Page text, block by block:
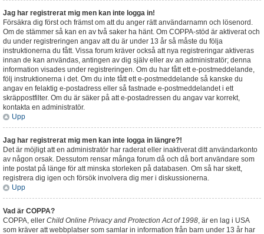
Jag har registrerat mig men kan inte logga in!
Försäkra dig först och främst om att du anger rätt användarnamn och lösenord.
Om de stämmer så kan en av två saker ha hänt. Om COPPA-stöd är aktiverat och
du under registreringen angav att du är under 13 år så måste du följa
instruktionerna du fått. Vissa forum kräver också att nya registreringar aktiveras
innan de kan användas, antingen av dig själv eller av an administratör; denna
information visades under registreringen. Om du har fått ett e-postmeddelande,
följ instruktionerna i det. Om du inte fått ett e-postmeddelande så kanske du
angav en felaktig e-postadress eller så fastnade e-postmeddelandet i ett
skräppostfilter. Om du är säker på att e-postadressen du angav var korrekt,
kontakta en administratör.
Upp
Jag har registrerat mig men kan inte logga in längre?!
Det är möjligt att en administratör har raderat eller inaktiverat ditt användarkonto
av någon orsak. Dessutom rensar många forum då och då bort användare som
inte postat på länge för att minska storleken på databasen. Om så har skett,
registrera dig igen och försök involvera dig mer i diskussionerna.
Upp
Vad är COPPA?
COPPA, eller Child Online Privacy and Protection Act of 1998, är en lag i USA
som kräver att webbplatser som samlar in information från barn under 13 år har